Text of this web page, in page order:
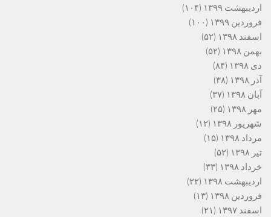
اردیبهشت ۱۳۹۹
(۱۰۴)
فروردین ۱۳۹۹
(۱۰۰)
اسفند ۱۳۹۸
(۵۲)
بهمن ۱۳۹۸
(۵۲)
دی ۱۳۹۸
(۸۴)
آذر ۱۳۹۸
(۳۸)
آبان ۱۳۹۸
(۳۷)
مهر ۱۳۹۸
(۲۵)
شهریور ۱۳۹۸
(۱۲)
مرداد ۱۳۹۸
(۱۵)
تیر ۱۳۹۸
(۵۲)
خرداد ۱۳۹۸
(۳۳)
اردیبهشت ۱۳۹۸
(۲۲)
فروردین ۱۳۹۸
(۱۳)
اسفند ۱۳۹۷
(۲۱)